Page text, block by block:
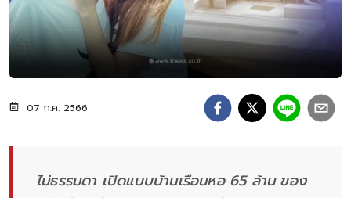
07 ก.ค. 2566
ไม่ธรรมดา เปิดแบบบ้านเรือนหอ 65 ล้าน ของ